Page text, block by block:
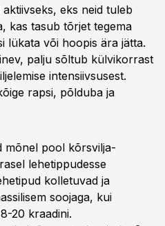
eks neid tuleb
kas tasub tõrjet tegema
lükata või hoopis ära jätta.
palju sõltub külvikorrast
intensiivsusest.
rapsi, põlduba ja
mõnel pool kõrsvilja-
lehetippudesse
kolletuvad ja
soojaga, kui
20 kraadini.